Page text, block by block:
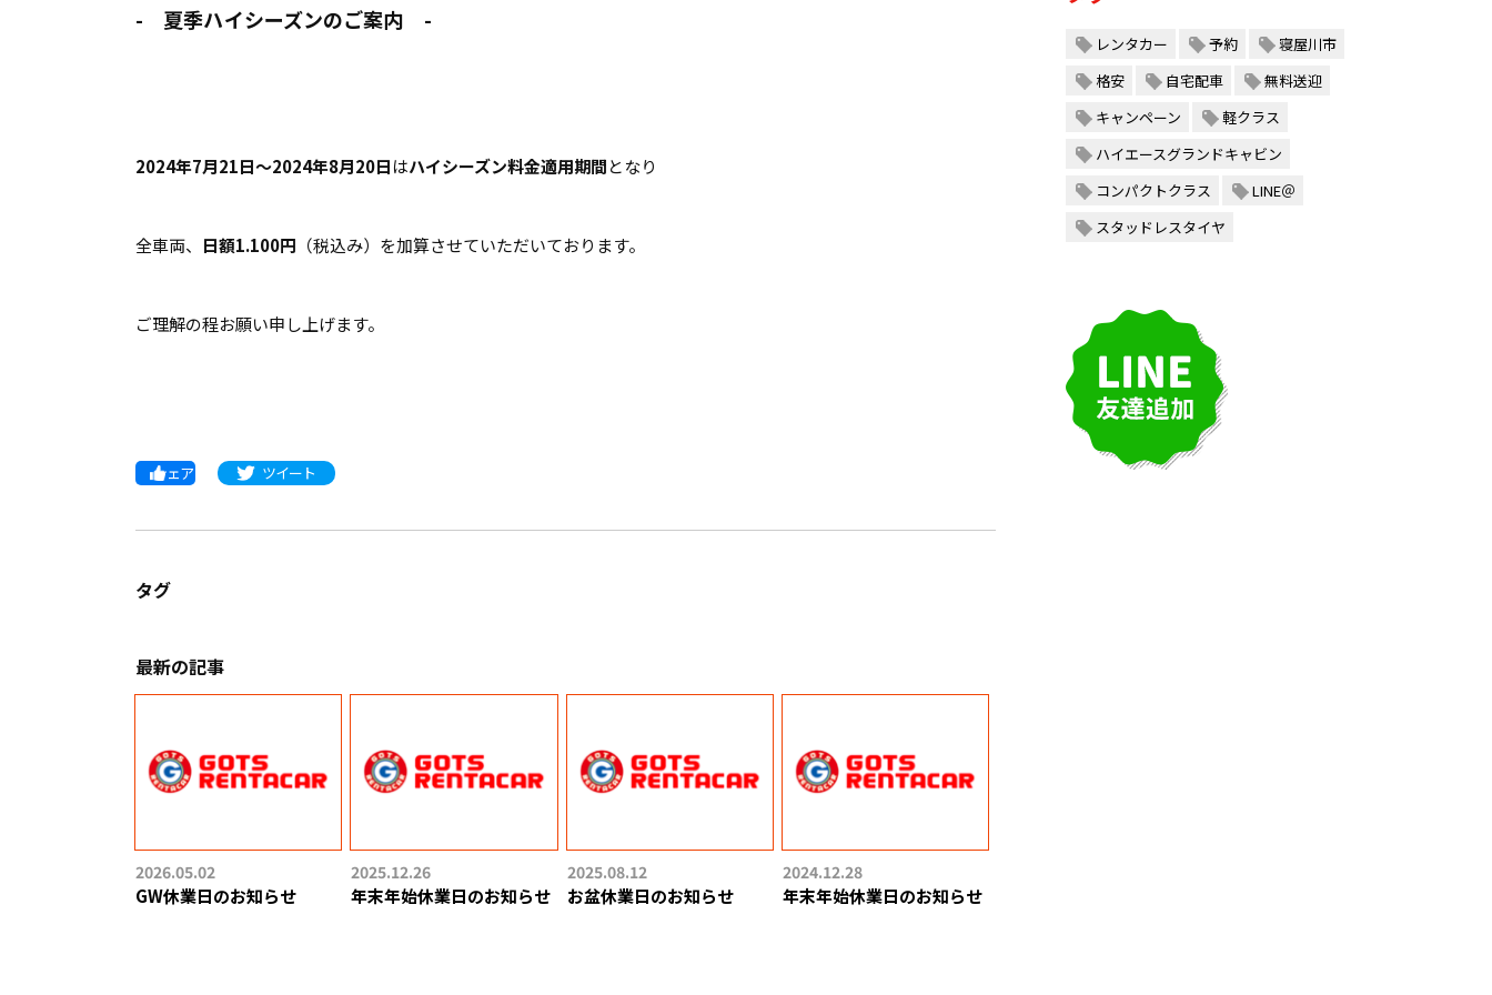
- 夏季ハイシーズンのご案内 -
2024年7月21日～2024年8月20日はハイシーズン料金適用期間となり
全車両、 日額1.100円 （税込み）を加算させていただいております。
ご理解の程お願い申し上げます。
シェア ツイート
タグ
最新の記事
2026.05.02
GW休業日のお知らせ
2025.12.26
年末年始休業日のお知らせ
2025.08.12
お盆休業日のお知らせ
2024.12.28
年末年始休業日のお知らせ
レンタカー 予約
寝屋川市
格安
自宅配車
無料送迎
キャンペーン
軽クラス
ハイエースグランドキャビン
コンパクトクラス
LINE＠
スタッドレスタイヤ